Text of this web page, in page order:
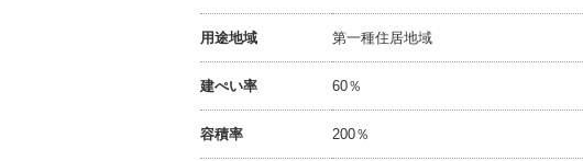
用途地域 第一種住居地域
建ぺい率 60％
容積率 200％